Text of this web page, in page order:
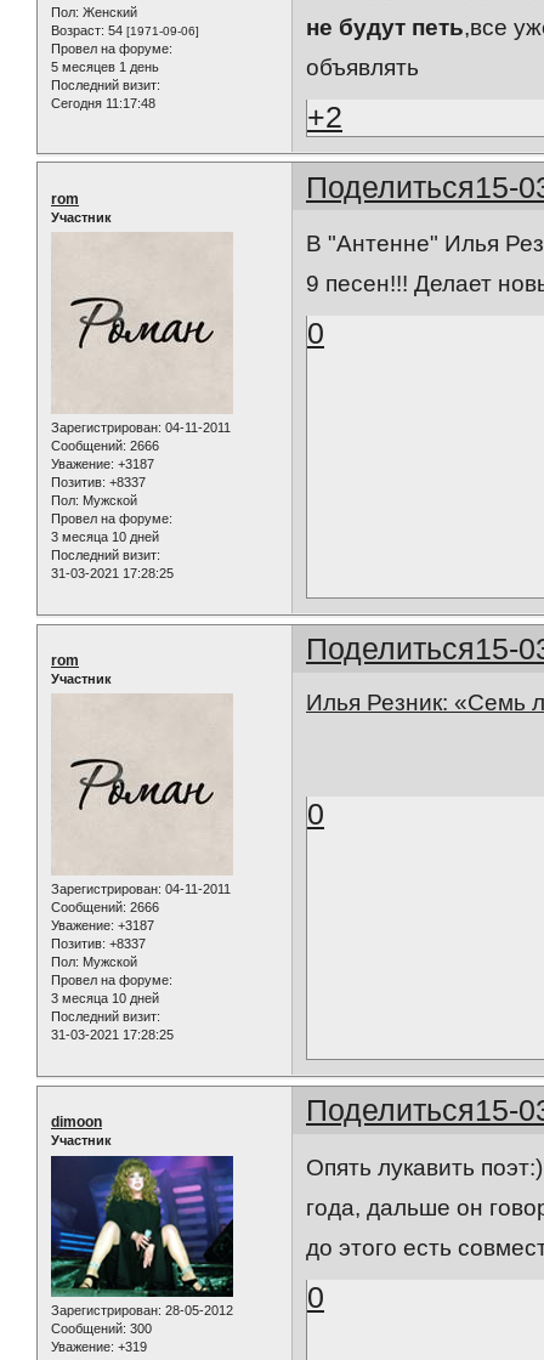
Пол: Женский
Возраст: 54 [1971-09-06]
Провел на форуме:
5 месяцев 1 день
Последний визит:
Сегодня 11:17:48
не будут петь,все
объявлять
+2
Поделиться15-
rom
Участник
Зарегистрирован: 04-11-2011
Сообщений: 2666
Уважение: +3187
Позитив: +8337
Пол: Мужской
Провел на форуме:
3 месяца 10 дней
Последний визит:
31-03-2021 17:28:25
В "Антенне" Илья
9 песен!!! Делает
0
Поделиться15-
rom
Участник
Зарегистрирован: 04-11-2011
Сообщений: 2666
Уважение: +3187
Позитив: +8337
Пол: Мужской
Провел на форуме:
3 месяца 10 дней
Последний визит:
31-03-2021 17:28:25
Илья Резник: «Семь
0
Поделиться15-
dimoon
Участник
Зарегистрирован: 28-05-2012
Сообщений: 300
Уважение: +319
Опять лукавить
года, дальше он
до этого есть
0